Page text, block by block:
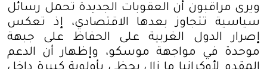
ويرى مراقبون أن العقوبات الجديدة تحمل رسائل
سياسية تتجاوز بعدها الاقتصادي، إذ تعكس
إصرار الدول الغربية على الحفاظ على جبهة
موحدة في مواجهة موسكو، وإظهار أن الدعم